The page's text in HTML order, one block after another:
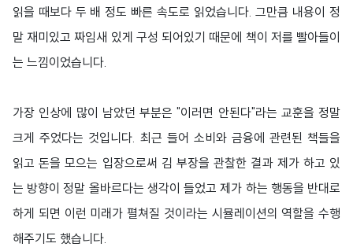
읽을 때보다 두 배 정도 빠른 속도로 읽었습니다. 그만큼 내용이 정
말 재미있고 짜임새 있게 구성 되어있기 때문에 책이 저를 빨아들이
는 느낌이었습니다.
가장 인상에 많이 남았던 부분은 "이러면 안된다"라는 교훈을 정말
크게 주었다는 것입니다. 최근 들어 소비와 금융에 관련된 책들을
읽고 돈을 모으는 입장으로써 김 부장을 관찰한 결과 제가 하고 있
는 방향이 정말 올바르다는 생각이 들었고 제가 하는 행동을 반대로
하게 되면 이런 미래가 펼쳐질 것이라는 시뮬레이션의 역할을 수행
해주기도 했습니다.